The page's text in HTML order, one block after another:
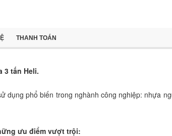
THANH TOÁN
3 tấn Heli.
dụng phổ biến trong nghành công nghiệp: nhựa
ưu điểm vượt trội: